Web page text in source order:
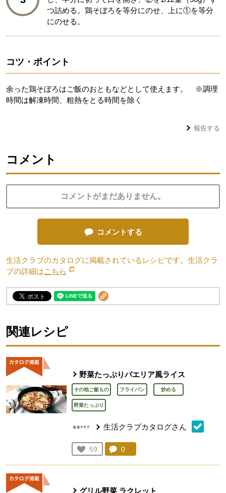
つ詰める。鶏そぼろを等分にのせ、上に①を等分
にのせる。
コツ・ポイント
余った鶏そぼろはご飯のおともなどとして使えます。 ※調理
時間は解凍時間、粗熱をとる時間を除く
報告する
コメント
コメントがまだありません。
コメントする
生活クラブのカタログに掲載されているレシピです。生活クラ
ブの詳細はこちら 別のウィンドウで開きます。
関連レシピ
野菜たっぷりパエリア風ライス
その他ご飯もの フライパン 炒める
野菜たっぷり
生活クラブカタログさん
お気に入り登録：
59
人が登録
コメント：
0
グリル野菜 ラクレット